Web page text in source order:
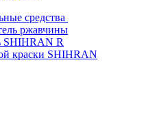
средства
ржавчины
SHIHRAN R
краски SHIHRAN